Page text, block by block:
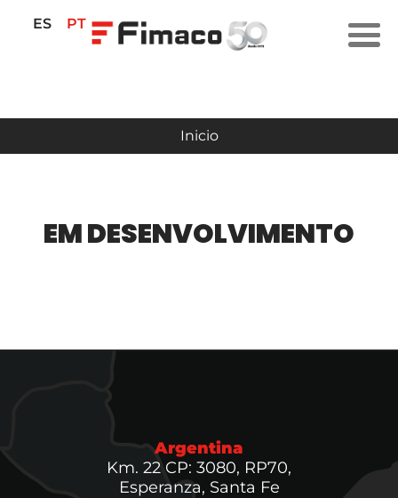
ES PT
Inicio
EM DESENVOLVIMENTO
Argentina
Km. 22 CP: 3080, RP70,
Esperanza, Santa Fe